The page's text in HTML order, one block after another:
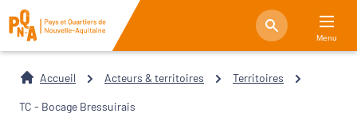
Menu
Accueil Acteurs & territoires Territoires
TC - Bocage Bressuirais